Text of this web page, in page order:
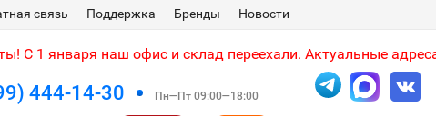
связь Поддержка Бренды Новости
С 1 января наш офис и склад переехали. Актуальные
444-14-30 Пн—Пт 09:00—18:00